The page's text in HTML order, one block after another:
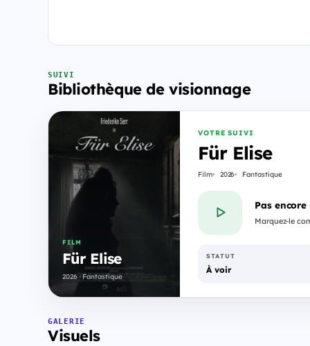
SUIVI
Bibliothèque de visionnage
FILM
Für Elise
2026 · Fantastique
VOTRE SUIVI
Für Elise
Film 2026 Fantastique
Pas
Marquez-le
STATUT
À voir
GALERIE
Visuels